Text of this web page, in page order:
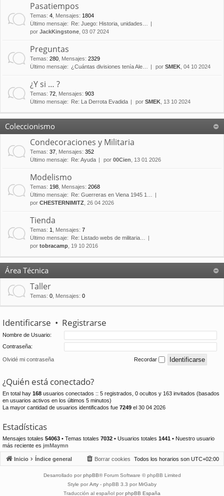
Pasatiempos
Temas: 4 Mensajes: 1804
Último mensaje:
Re: Juego: Historia, unidades…
por JackKingstone , 03 07 2024
Preguntas
Temas: 280 Mensajes: 2329
Último mensaje: ¿Cuántas divisiones tenía Ale… por SMEK , 04 10 2024
¿Y si … ?
Temas: 72 Mensajes: 903
Último mensaje:
Re: La Derrota Evadida por SMEK , 13 10 2024
Coleccionismo
Condecoraciones y Militaria
Temas: 37 Mensajes: 352
Último mensaje:
Re: Ayuda por 00Cien , 13 01 2026
Modelismo
Temas: 198 Mensajes: 2068
Último mensaje:
Re: Guerreras en Viena 1945 1…
por CHESTERNIMITZ , 26 04 2026
Tienda
Temas: 1 Mensajes: 7
Último mensaje:
Re: Listado webs de militaria…
por tobracamp , 19 10 2016
Área Técnica
Taller
Temas: 0 Mensajes: 0
Identificarse • Registrarse
Nombre de Usuario:
Contraseña:
Olvidé mi contraseña Recordar
¿Quién está conectado?
En total hay 168 usuarios conectados :: 5 registrados, 0 ocultos y 163 invitados (basados
en usuarios activos en los últimos 5 minutos)
La mayor cantidad de usuarios identificados fue 7249 el 30 04 2026
Estadísticas
Mensajes totales 54063 • Temas totales 7032 • Usuarios totales 1441 • Nuestro usuario
más reciente es jmMaymn
Inicio Índice general Todos los horarios son UTC+02:00
Borrar cookies
Desarrollado por phpBB® Forum Software © phpBB Limited
Style por Arty - phpBB 3.3 por MrGaby
Traducción al español por phpBB España